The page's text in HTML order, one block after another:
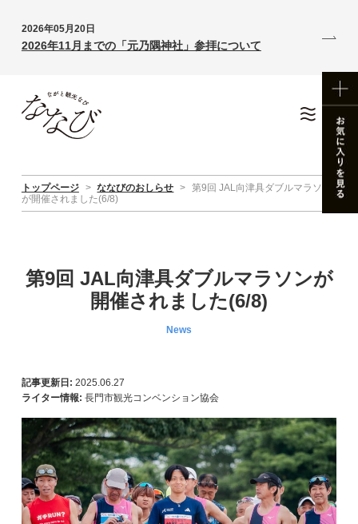
2026年05月20日
2026年11月までの「元乃隅神社」参拝について
トップページ > ななびのおしらせ > 第9回 JAL向津具ダブルマラソン
が開催されました(6/8)
第9回 JAL向津具ダブルマラソンが
開催されました(6/8)
News
記事更新日: 2025.06.27
ライター情報: 長門市観光コンベンション協会